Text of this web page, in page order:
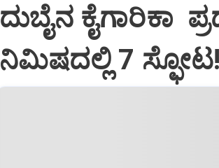
ದುಬೈನ ಕೈಗಾರಿಕಾ
ನಿಮಿಷದಲ್ಲಿ 7 ಸ್ಫೋಟ!